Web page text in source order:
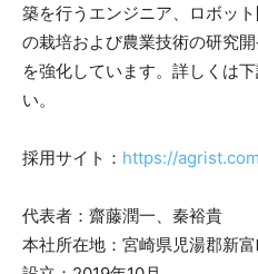
築を行うエンジニア、ロボッ
の栽培および農業技術の研究
を強化しています。詳しくは
い。
採用サイト： https://
代表者：齋藤潤一、秦裕貴
本社所在地：宮崎県児湯郡新